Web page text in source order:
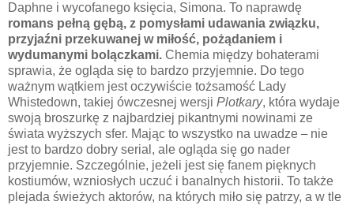
Daphne i wycofanego księcia, Simona. To naprawdę
romans pełną gębą, z pomysłami udawania związku,
przyjaźni przekuwanej w miłość, pożądaniem i
wydumanymi bolączkami. Chemia między bohaterami
sprawia, że ogląda się to bardzo przyjemnie. Do tego
ważnym wątkiem jest oczywiście tożsamość Lady
Whistedown, takiej ówczesnej wersji Plotkary, która wydaje
swoją broszurkę z najbardziej pikantnymi nowinami ze
świata wyższych sfer. Mając to wszystko na uwadze –nie
jest to bardzo dobry serial, ale ogląda się go nader
przyjemnie. Szczególnie, jeżeli jest się fanem pięknych
kostiumów, wzniosłych uczuć i banalnych historii. To także
plejada świeżych aktorów, na których miło się patrzy, a w tle